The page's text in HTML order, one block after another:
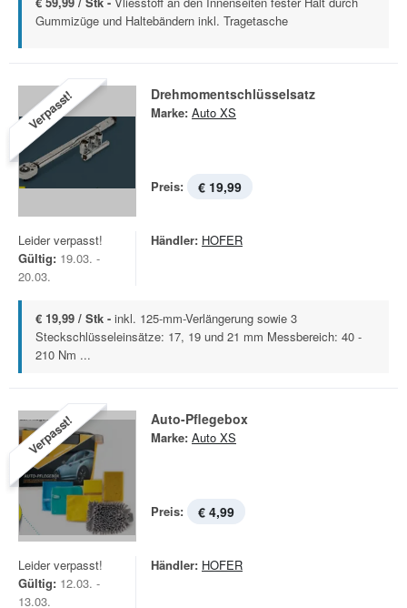
Gummizüge und Haltebändern inkl. Tragetasche
Verpasst! Drehmomentschlüsselsatz
Marke: Auto XS
Preis: € 19,99
Leider verpasst!
Gültig: 19.03. -
20.03.
Händler: HOFER
€ 19,99 / Stk - inkl. 125-mm-Verlängerung sowie 3
Steckschlüsseleinsätze: 17, 19 und 21 mm Messbereich: 40 -
210 Nm ...
Verpasst! Auto-Pflegebox
Marke: Auto XS
Preis: € 4,99
Leider verpasst!
Gültig: 12.03. -
13.03.
Händler: HOFER